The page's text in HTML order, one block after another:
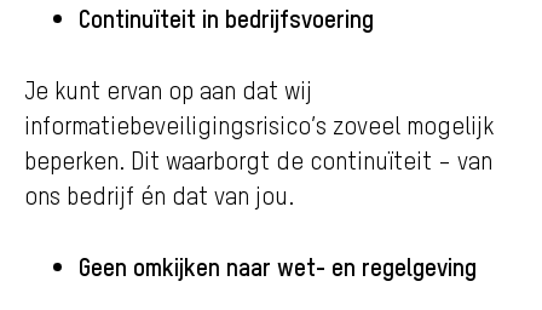
Continuïteit in bedrijfsvoering
Je kunt ervan op aan dat wij
informatiebeveiligingsrisico’s zoveel mogelijk
beperken. Dit waarborgt de continuïteit – van
ons bedrijf én dat van jou.
Geen omkijken naar wet- en regelgeving